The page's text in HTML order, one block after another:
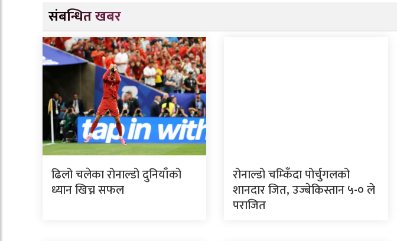
संबन्धित खबर
ढिलो चलेका रोनाल्डो दुनियाँको
ध्यान खिच्न सफल
रोनाल्डो चम्किँदा पोर्चुगलको
शानदार जित, उज्बेकिस्तान ५-० ले
पराजित